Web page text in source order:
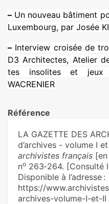
– Un nou­veau bâti­ment
Luxembourg, par Josée
– Interview croi­sée de
D3 Architectes, Atelier
tes inso­li­tes et jeux
WACRENIER
Référence
LA GAZETTE DES
d’archives - volume I et
archivistes français
no 263‑264. [Consulté
Disponible à l’adresse :
https://
archives-volume-I-et-II